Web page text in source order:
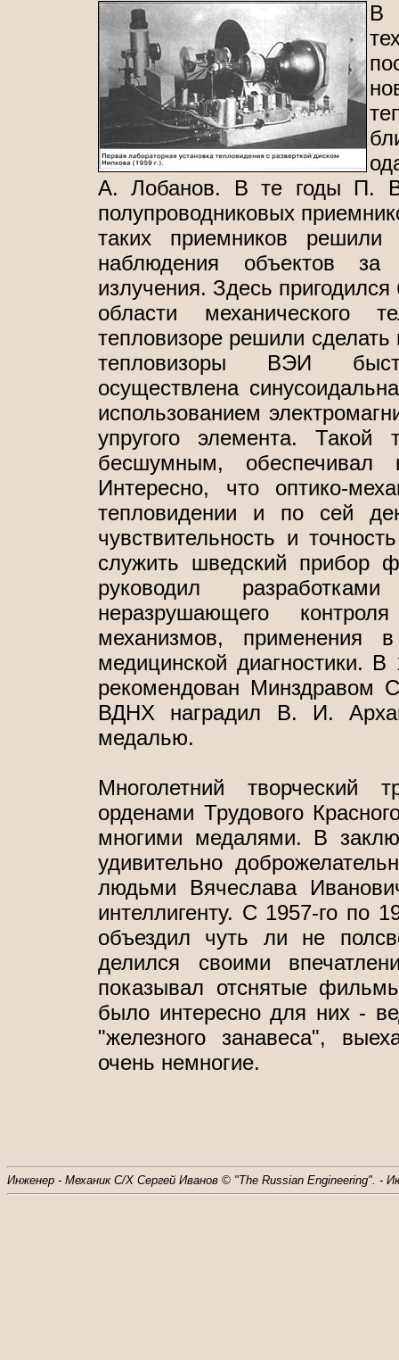
В
А. Лобанов. В те годы П. В.
полупроводниковых
таких приемников
наблюдения объектов за
излучения. Здесь
области механического
тепловизоре решили
тепловизоры ВЭИ
осуществлена
использованием
упругого элемента. Такой
бесшумным, обеспечивал
Интересно, что оптико-
тепловидении и по сей
чувствительность и
служить шведский прибор
руководил
неразрушающего
механизмов, применения
медицинской диагностики.
рекомендован Минздравом
ВДНХ наградил В. И.
медалью.
Многолетний
орденами Трудового
многими медалями. В
удивительно
людьми Вячеслава
интеллигенту. С 1957-го по
объездил чуть ли не
делился своими
показывал отснятые
было интересно для них -
"железного занавеса",
очень немногие.
Инженер - Механик С/Х Сергей Иванов © "The Russian Engineering". -